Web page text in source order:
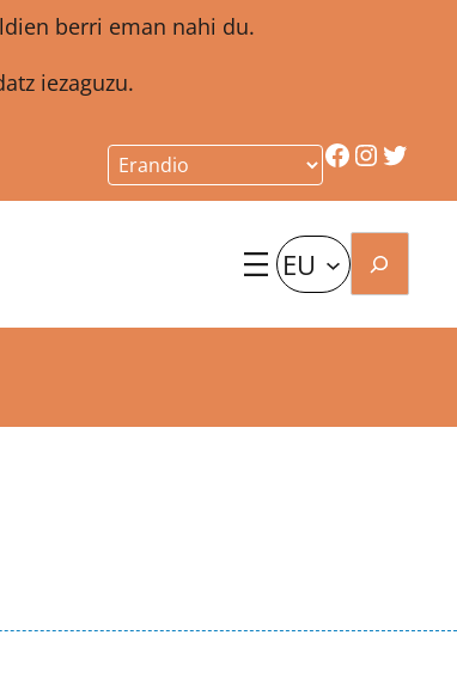
berri eman nahi du.
iezaguzu.
Facebook
EU Bilatu